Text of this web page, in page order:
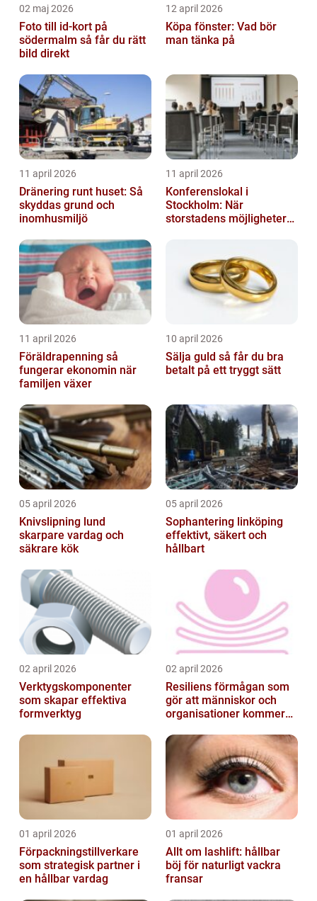
02 maj 2026
Foto till id-kort på
södermalm så får du rätt
bild direkt
12 april 2026
Köpa fönster: Vad bör
man tänka på
11 april 2026
Dränering runt huset: Så
skyddas grund och
inomhusmiljö
11 april 2026
Konferenslokal i
Stockholm: När
storstadens möjligheter
11 april 2026
Föräldrapenning så
fungerar ekonomin när
familjen växer
10 april 2026
Sälja guld så får du bra
betalt på ett tryggt sätt
05 april 2026
Knivslipning lund
skarpare vardag och
säkrare kök
05 april 2026
Sophantering linköping
effektivt, säkert och
hållbart
02 april 2026
Verktygskomponenter
som skapar effektiva
formverktyg
02 april 2026
Resiliens förmågan som
gör att människor och
organisationer kommer
01 april 2026
Förpackningstillverkare
som strategisk partner i
en hållbar vardag
01 april 2026
Allt om lashlift: hållbar
böj för naturligt vackra
fransar